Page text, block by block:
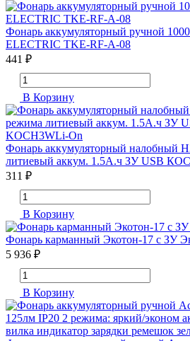
Фонарь аккумуляторный ручной
ELECTRIC TKE-RF-A-08
441 ₽
В Корзину
Фонарь аккумуляторный налобный
литиевый аккум. 1.5А.ч ЗУ USB
311 ₽
В Корзину
Фонарь карманный Экотон-17 с ЗУ
5 936 ₽
В Корзину